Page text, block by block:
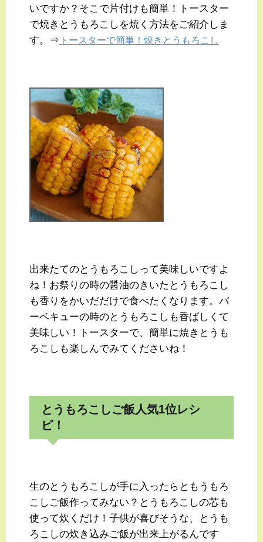
いですか？そこで片付けも簡単！トースター
で焼きとうもろこしを焼く方法をご紹介しま
す。⇒ トースターで簡単！焼きとうもろこし
出来たてのとうもろこしって美味しいですよ
ね！お祭りの時の醤油のきいたとうもろこし
も香りをかいだだけで食べたくなります。バ
ーベキューの時のとうもろこしも香ばしくて
美味しい！トースターで、簡単に焼きとうも
ろこしも楽しんでみてくださいね！
とうもろこしご飯人気1位レシ
ピ！
生のとうもろこしが手に入ったらともうもろ
こしご飯作ってみない？とうもろこしの芯も
使って炊くだけ！子供が喜びそうな、とうも
ろこしの炊き込みご飯が出来上がるんです